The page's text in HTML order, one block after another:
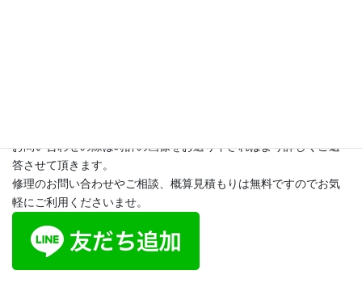
お問い合わせの際は時計の画像をお送り下さればより詳しくご返
答させて頂きます。
修理のお問い合わせやご相談、概算見積もりは無料ですのでお気
軽にご利用くださいませ。